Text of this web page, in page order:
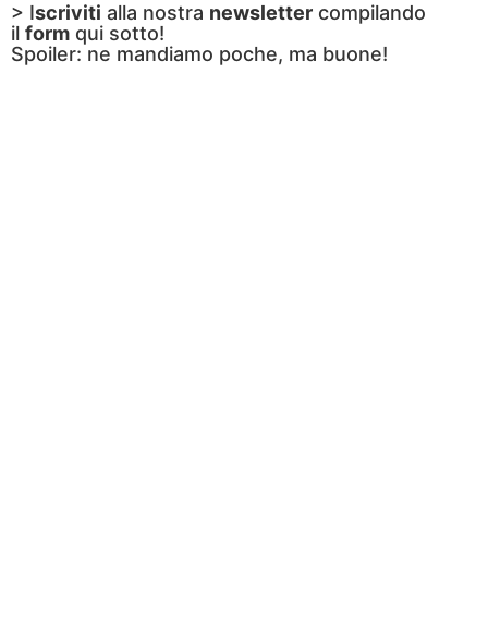
> Iscriviti alla nostra newsletter compilando
il form qui sotto!
Spoiler: ne mandiamo poche, ma buone!